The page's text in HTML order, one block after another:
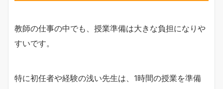
教師の仕事の中でも、授業準備は大きな負担になりや
すいです。
特に初任者や経験の浅い先生は、1時間の授業を準備